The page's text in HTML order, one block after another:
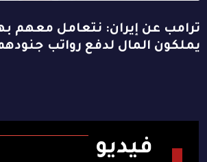
ترامب عن إيران: نتعامل معهم
يملكون المال لدفع رواتب
فيديو